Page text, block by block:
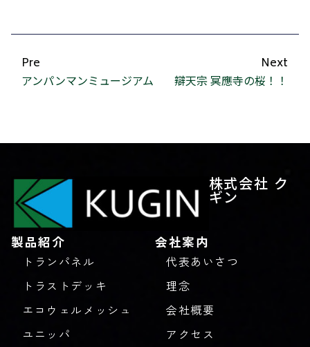
Pre
アンパンマンミュージアム
Next
辯天宗 冥應寺の桜！！
株式会社 ク
ギン
製品紹介
トランパネル
トラストデッキ
エコウェルメッシュ
ユニッパ
会社案内
代表あいさつ
理念
会社概要
アクセス